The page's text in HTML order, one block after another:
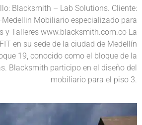
Blacksmith – Lab Solutions. Cliente:
Medellin Mobiliario especializado para
y Talleres www.blacksmith.com.co La
en su sede de la ciudad de Medellín
19, conocido como el bloque de la
Blacksmith participo en el diseño del
mobiliario para el piso 3.